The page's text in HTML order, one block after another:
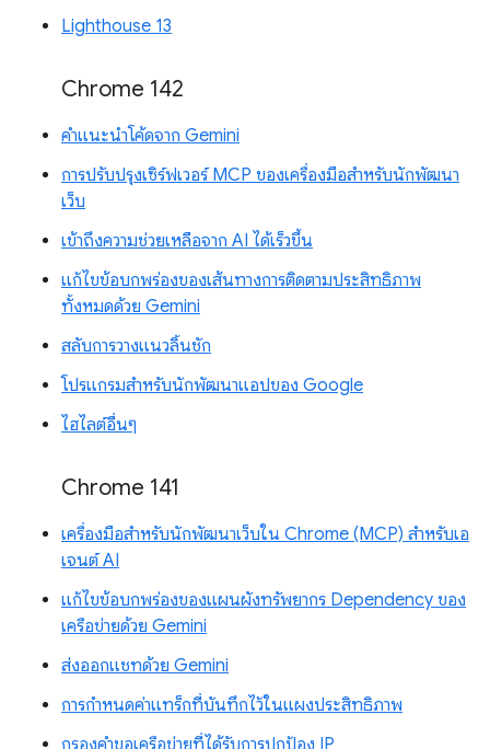
Lighthouse 13
Chrome 142
คำแนะนำโค้ดจาก Gemini
การปรับปรุงเซิร์ฟเวอร์ MCP ของเครื่องมือสำหรับนักพัฒนา
เว็บ
เข้าถึงความช่วยเหลือจาก AI ได้เร็วขึ้น
แก้ไขข้อบกพร่องของเส้นทางการติดตามประสิทธิภาพ
ทั้งหมดด้วย Gemini
สลับการวางแนวลิ้นชัก
โปรแกรมสำหรับนักพัฒนาแอปของ Google
ไฮไลต์อื่นๆ
Chrome 141
เครื่องมือสำหรับนักพัฒนาเว็บใน Chrome (MCP) สำหรับเอ
เจนต์ AI
แก้ไขข้อบกพร่องของแผนผังทรัพยากร Dependency ของ
เครือข่ายด้วย Gemini
ส่งออกแชทด้วย Gemini
การกำหนดค่าแทร็กที่บันทึกไว้ในแผงประสิทธิภาพ